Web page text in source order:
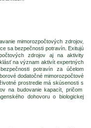
mimorozpočtových zdrojov,
sa bezpečnosti potravín. Exitujú
zdrojov aj na aktivity
na význam aktivít expertných
potravín za účelom
dodatočné mimorozpočtové
prostredie má skúsenosti s
na budovanie kapacít, pričom
dohovoru o biologickej